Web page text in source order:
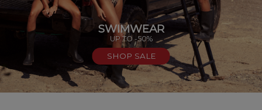
SWIMWEAR
UP TO -50%
SHOP SALE